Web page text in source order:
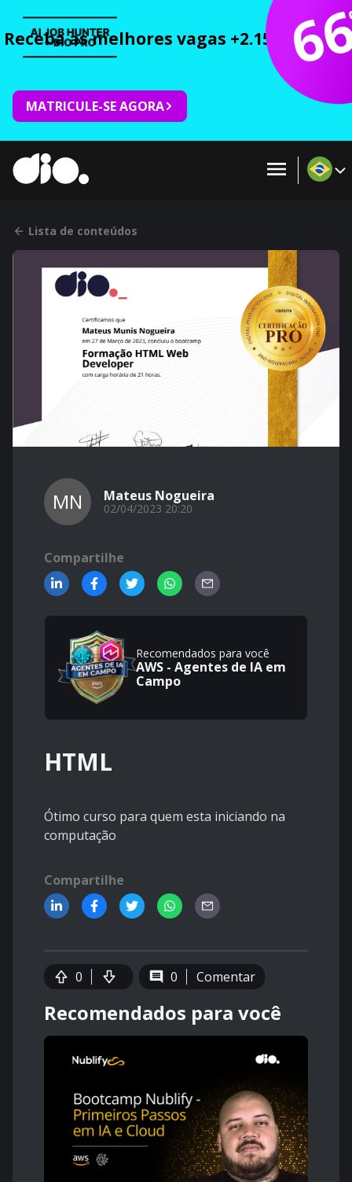
Receba as melhores vagas +2.150 cursos
MATRICULE-SE AGORA
Lista de conteúdos
MN Mateus Nogueira
02/04/2023 20:20
Compartilhe
Recomendados para você
AWS - Agentes de IA em
Campo
HTML
Ótimo curso para quem esta iniciando na
computação
Compartilhe
0 0 Comentar
Recomendados para você